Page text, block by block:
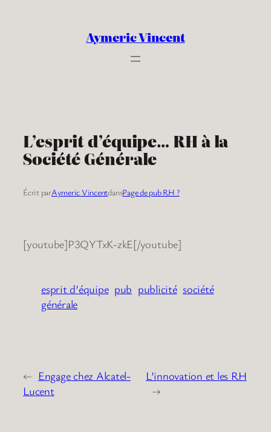
Aymeric Vincent
L’esprit d’équipe… RH à la
Société Générale
Écrit parAymeric VincentdansPage de pub RH ?
[youtube]P3QYTxK-zkE[/youtube]
esprit d’équipe pub publicité société
générale
← Engage chez Alcatel-
Lucent
L’innovation et les RH
→